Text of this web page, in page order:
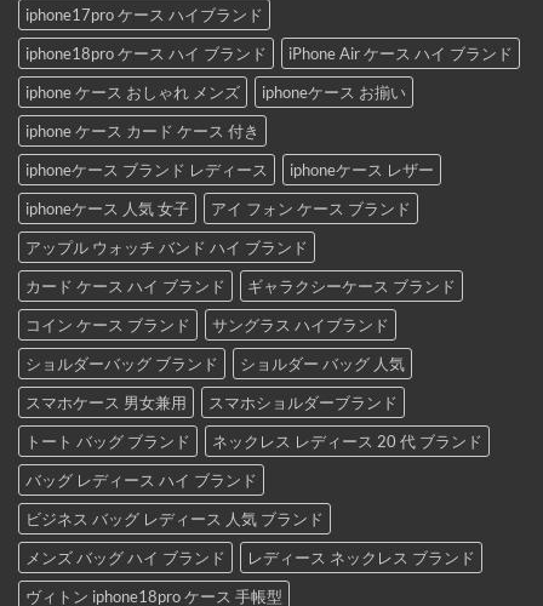
iphone17pro ケース ハイブランド
iphone18pro ケース ハイ ブランド
iPhone Air ケース ハイ ブランド
iphone ケース おしゃれ メンズ
iphoneケース お揃い
iphone ケース カード ケース 付き
iphoneケース ブランド レディース
iphoneケース レザー
iphoneケース 人気 女子
アイ フォン ケース ブランド
アップル ウォッチ バンド ハイ ブランド
カード ケース ハイ ブランド
ギャラクシーケース ブランド
コイン ケース ブランド
サングラス ハイブランド
ショルダーバッグ ブランド
ショルダー バッグ 人気
スマホケース 男女兼用
スマホショルダーブランド
トート バッグ ブランド
ネックレス レディース 20 代 ブランド
バッグ レディース ハイ ブランド
ビジネス バッグ レディース 人気 ブランド
メンズ バッグ ハイ ブランド
レディース ネックレス ブランド
ヴィトン iphone18pro ケース 手帳型